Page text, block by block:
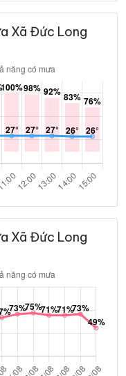
Xã Đức Long
Xã Đức Long